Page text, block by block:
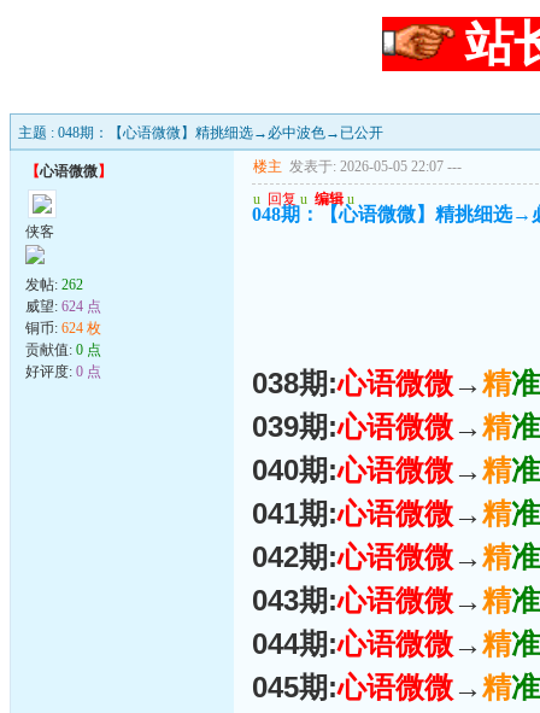
站
主题 : 048期：【心语微微】精挑细选→必中波色→已公开
【心语微微】
侠客
发帖: 262
威望: 624 点
铜币: 624 枚
贡献值: 0 点
好评度: 0 点
楼主 发表于: 2026-05-05 22:07 ---
u 回复 u 编辑 u
048期：【心语微微】精挑细选
038期:心语微微→精准
039期:心语微微→精准
040期:心语微微→精准
041期:心语微微→精准
042期:心语微微→精准
043期:心语微微→精准
044期:心语微微→精准
045期:心语微微→精准